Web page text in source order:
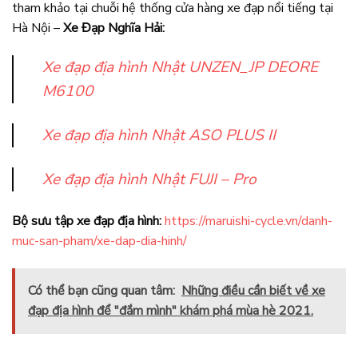
tham khảo tại chuỗi hệ thống cửa hàng xe đạp nổi tiếng tại
Hà Nội –Xe Đạp Nghĩa Hải:
Xe đạp địa hình Nhật UNZEN_JP DEORE
M6100
Xe đạp địa hình Nhật ASO PLUS II
Xe đạp địa hình Nhật FUJI – Pro
Bộ sưu tập xe đạp địa hình:https://maruishi-cycle.vn/danh-
muc-san-pham/xe-dap-dia-hinh/
Có thể bạn cũng quan tâm: Những điều cần biết về xe
đạp địa hình để "đắm mình" khám phá mùa hè 2021.